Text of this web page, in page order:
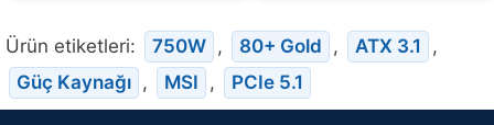
Ürün etiketleri: 750W , 80+ Gold , ATX 3.1
,
Güç Kaynağı , MSI , PCIe 5.1